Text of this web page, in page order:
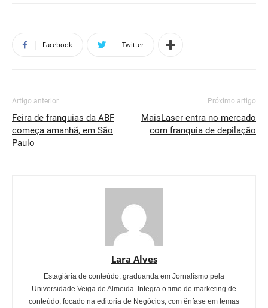
Facebook Twitter
Artigo anterior
Feira de franquias da ABF
começa amanhã, em São
Paulo
Próximo artigo
MaisLaser entra no mercado
com franquia de depilação
Lara Alves
Estagiária de conteúdo, graduanda em Jornalismo pela
Universidade Veiga de Almeida. Integra o time de marketing de
conteúdo, focado na editoria de Negócios, com ênfase em temas